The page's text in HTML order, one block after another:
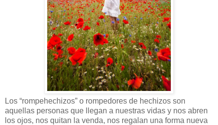
Los “rompehechizos” o rompedores de hechizos son
aquellas personas que llegan a nuestras vidas y nos abren
los ojos, nos quitan la venda, nos regalan una forma nueva